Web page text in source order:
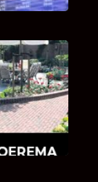
en wat
van